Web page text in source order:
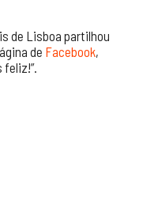
de Lisboa partilhou
de Facebook,
feliz!”.